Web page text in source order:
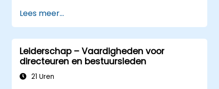
Lees meer...
Leiderschap – Vaardigheden voor
directeuren en bestuursleden
21 Uren